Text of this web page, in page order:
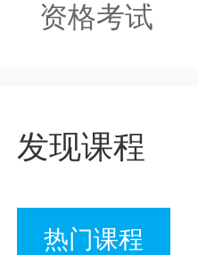
资格考试
发现课程
热门课程